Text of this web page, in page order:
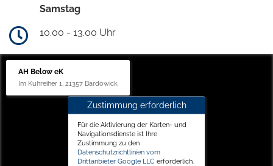
Samstag
10.00 - 13.00 Uhr
AH Below eK
Im Kuhreiher 1, 21357 Bardowick
Zustimmung erforderlich
Für die Aktivierung der Karten- und
Navigationsdienste ist Ihre
Zustimmung zu den
Datenschutzrichtlinien vom
Drittanbieter Google LLC erforderlich.